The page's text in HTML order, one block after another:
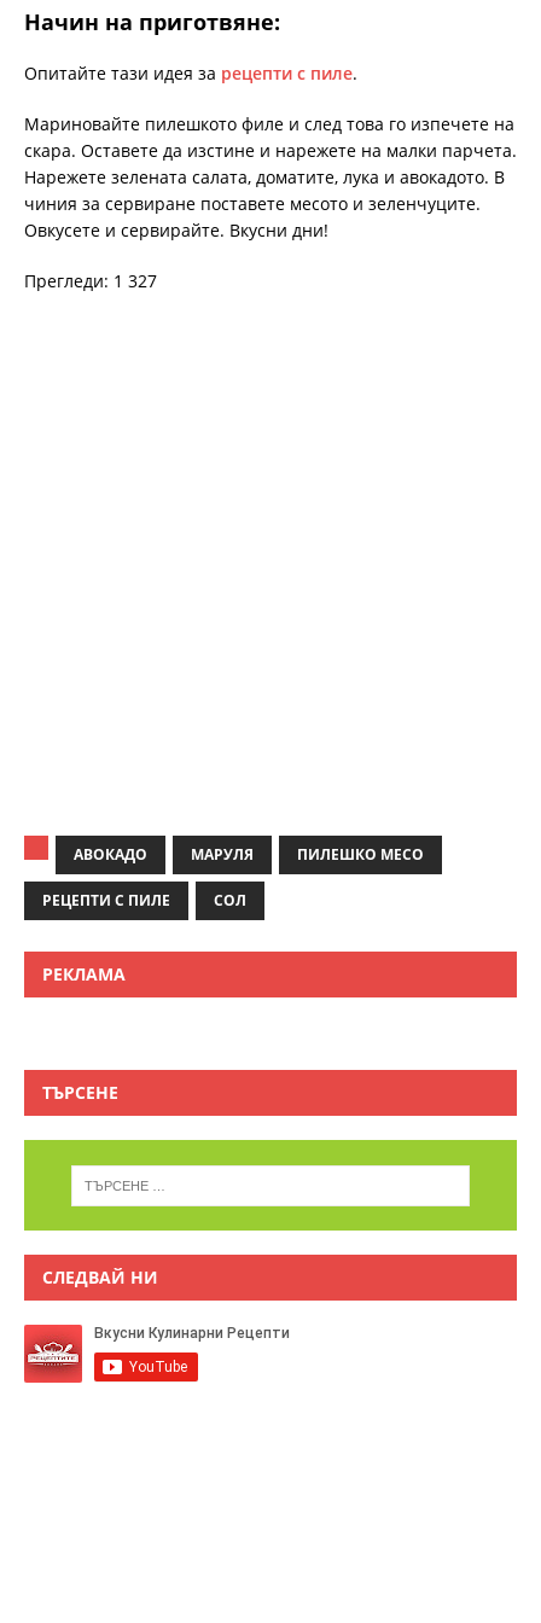
Начин на приготвяне:
Опитайте тази идея за рецепти с пиле.
Мариновайте пилешкото филе и след това го изпечете на
скара. Оставете да изстине и нарежете на малки парчета.
Нарежете зелената салата, доматите, лука и авокадото. В
чиния за сервиране поставете месото и зеленчуците.
Овкусете и сервирайте. Вкусни дни!
Прегледи: 1 327
АВОКАДО МАРУЛЯ ПИЛЕШКО МЕСО
РЕЦЕПТИ С ПИЛЕ СОЛ
РЕКЛАМА
ТЪРСЕНЕ
СЛЕДВАЙ НИ